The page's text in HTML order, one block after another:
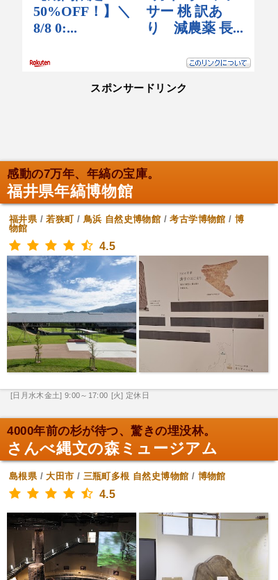
スポンサードリンク
感動の7万年、年縞の宝庫。
福井県年縞博物館
福井県/若狭町/ 鳥浜 自然史博物館 /考古学博物館 / 博
物館
4.5
[日月水木金土] 9:00～17:00 [火] 定休日
4000年前の杉が待つ、驚きの埋没林。
さんべ縄文の森ミュージアム
島根県/大田市 / 三瓶町多根 自然史博物館 / 博物館
4.5